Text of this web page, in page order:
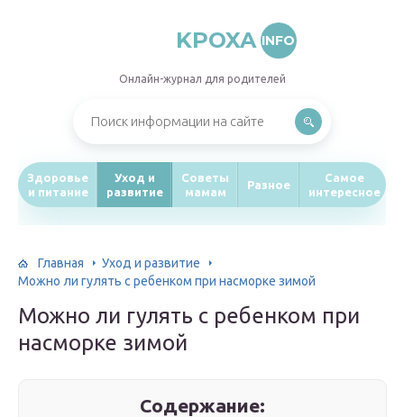
KPOXA INFO
Онлайн-журнал для родителей
Здоровье
и питание
Уход и
развитие
Советы
мамам
Разное
Самое
интересное
Главная
Уход и развитие
Можно ли гулять с ребенком при насморке зимой
Можно ли гулять с ребенком при
насморке зимой
Содержание: